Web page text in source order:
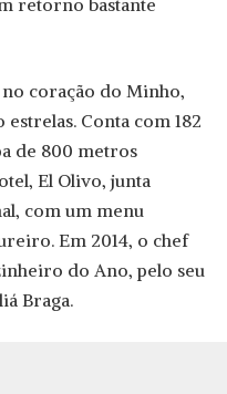
retorno bastante
coração do Minho,
Conta com 182
de 800 metros
El Olivo, junta
com um menu
Em 2014, o chef
do Ano, pelo seu
Braga.